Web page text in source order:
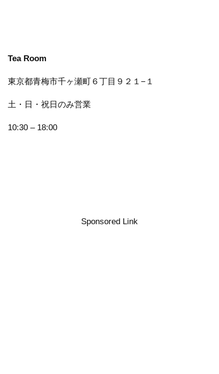
Tea Room
東京都青梅市千ヶ瀬町６丁目９２１−１
土・日・祝日のみ営業
10:30 – 18:00
Sponsored Link